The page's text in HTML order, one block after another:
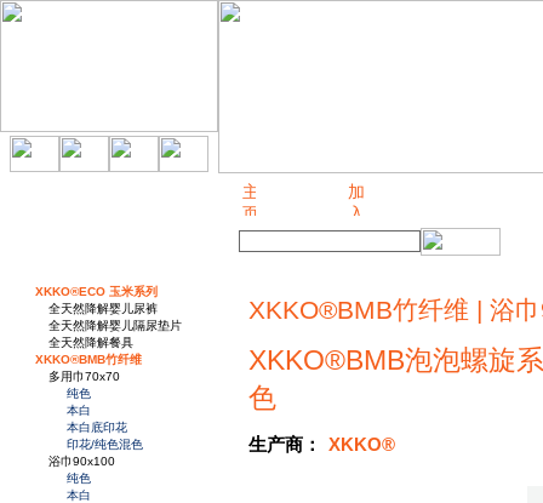
XKKO®ECO 玉米系列
全天然降解婴儿尿裤
全天然降解婴儿隔尿垫片
全天然降解餐具
XKKO®BMB竹纤维
多用巾70x70
纯色
本白
本白底印花
印花/纯色混色
浴巾90x100
纯色
本白
XKKO®BMB竹纤维 | 浴
XKKO®BMB泡泡螺旋
色
生产商： XKKO®